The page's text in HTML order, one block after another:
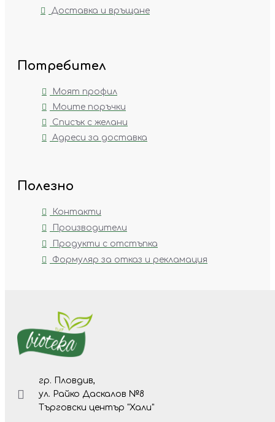
Доставка и връщане
Потребител
Моят профил
Моите поръчки
Списък с желани
Адреси за доставка
Полезно
Контакти
Производители
Продукти с отстъпка
Формуляр за отказ и рекламация
гр. Пловдив,
ул. Райко Даскалов №8
Търговски център "Хали"